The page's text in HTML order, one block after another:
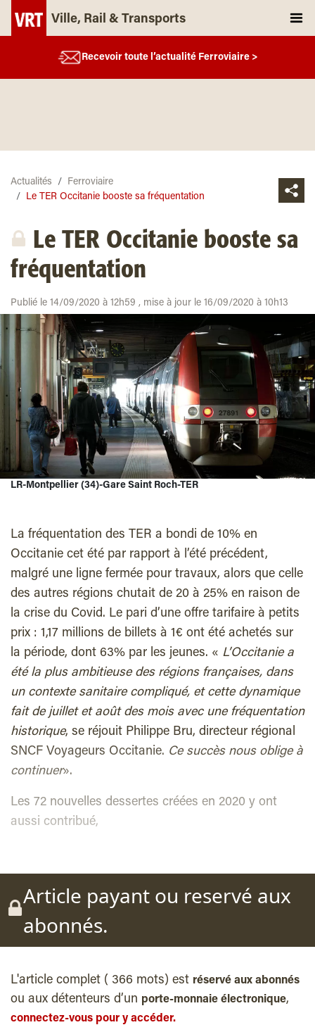
Ville, Rail & Transports
Recevoir toute l’actualité Ferroviaire >
Actualités
Ferroviaire
Le TER Occitanie booste sa fréquentation
Le TER Occitanie booste sa
fréquentation
Publié le 14/09/2020 à 12h59 , mise à jour le 16/09/2020 à 10h13
LR-Montpellier (34)-Gare Saint Roch-TER
La fréquentation des TER a bondi de 10% en
Occitanie cet été par rapport à l’été précédent,
malgré une ligne fermée pour travaux, alors que celle
des autres régions chutait de 20 à 25% en raison de
la crise du Covid. Le pari d’une offre tarifaire à petits
prix : 1,17 millions de billets à 1€ ont été achetés sur
la période, dont 63% par les jeunes. « L’Occitanie a
été la plus ambitieuse des régions françaises, dans
un contexte sanitaire compliqué, et cette dynamique
fait de juillet et août des mois avec une fréquentation
historique, se réjouit Philippe Bru, directeur régional
SNCF Voyageurs Occitanie. Ce succès nous oblige à
continuer».
Les 72 nouvelles dessertes créées en 2020 y ont
aussi contribué,
Article payant ou reservé aux
abonnés.
L'article complet ( 366 mots) est réservé aux abonnés
ou aux détenteurs d’un porte-monnaie électronique,
connectez-vous pour y accéder.